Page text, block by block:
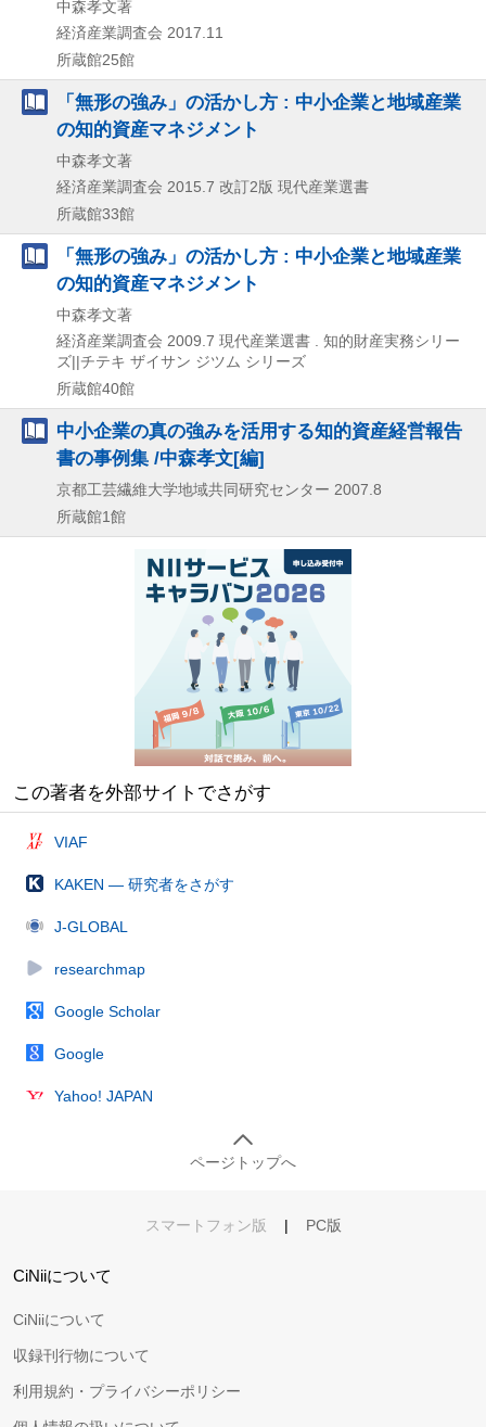
中森孝文著
経済産業調査会 2017.11
所蔵館25館
「無形の強み」の活かし方 : 中小企業と地域産業
の知的資産マネジメント
中森孝文著
経済産業調査会 2015.7 改訂2版 現代産業選書
所蔵館33館
「無形の強み」の活かし方 : 中小企業と地域産業
の知的資産マネジメント
中森孝文著
経済産業調査会 2009.7 現代産業選書 . 知的財産実務シリー
ズ||チテキ ザイサン ジツム シリーズ
所蔵館40館
中小企業の真の強みを活用する知的資産経営報告
書の事例集 /中森孝文[編]
京都工芸繊維大学地域共同研究センター 2007.8
所蔵館1館
この著者を外部サイトでさがす
VIAF
KAKEN — 研究者をさがす
J-GLOBAL
researchmap
Google Scholar
Google
Yahoo! JAPAN
ページトップへ
スマートフォン版 | PC版
CiNiiについて
CiNiiについて
収録刊行物について
利用規約・プライバシーポリシー